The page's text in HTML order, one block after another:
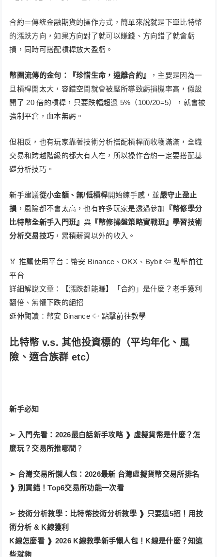
合約＝傳統金融期貨的操作方式，簡單來說就是下單比特幣
的漲跌方向，如果方向對了就可以賺錢、方向錯了就會虧
損，同時可搭配槓桿放大盈虧。
幣圈流傳的金句：『珍惜生命，遠離合約』
，主要是因為一
旦槓桿開太大，容錯空間就會被壓所導致虧損機率高，假設
開了 20 倍的槓桿，只要跌幅超過 5%（100/20=5），就會被
強制平倉，血本無虧。
但相反，也有玩家靠著技術分析搭配槓桿而收穫滿滿，全職
交易和跨越階級的都大有人在，所以操作合約一定要搭配基
礎分析技巧。
新手建議從小金額、無/低槓桿開始練手感，並嚴守止盈止
損 ，風險都不會太高，也有許多玩家是透過參加
『幣修學分
比特幣全新手入門班』 與『幣修操盤策略實戰班』學習技術
分析交易技巧 ，累積薪資以外的收入。
🏅 推薦使用平台：幣安 Binance、OKX、Bybit ⇦ 點擊前往
平台
詳細解說文章：【漲跌都能賺】「合約」是什麼？老手獲利
翻倍、無懼下跌的絕招
延伸閱讀：幣安 Binance ⇦ 點擊前往教學
比特幣 v.s. 其他投資標的（平均年化、風
險、適合族群 etc）
新手必知
➢ 入門先看： 2026最白話新手攻略 ❱ 虛擬貨幣是什麼？怎
麼玩？交易所推哪間 ？
➢ 台灣交易所懶人包： 2026最新 台灣虛擬貨幣交易所排名
❱ 別買錯！Top6交易所功能一次看
➢ 技術分析教學： 比特幣技術分析教學 ❱ 只要這5招！用技
術分析 & K線獲利
K線怎麼看 ❱ 2026 K線教學新手懶人包！K線是什麼？知這
些就夠